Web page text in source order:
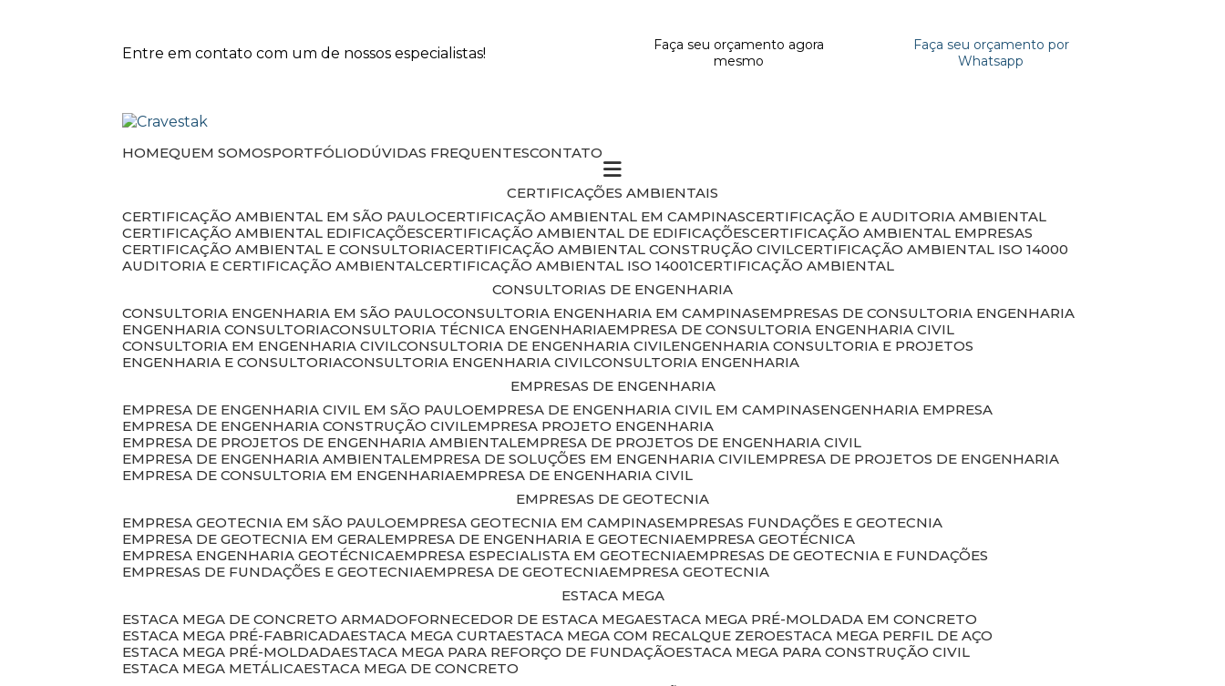
Entre em contato com um de nossos especialistas!
Faça seu orçamento agora
mesmo
Faça seu orçamento por
Whatsapp
HOME QUEM SOMOS PORTFÓLIO DÚVIDAS FREQUENTES CONTATO
CERTIFICAÇÕES AMBIENTAIS
CERTIFICAÇÃO AMBIENTAL EM SÃO PAULO
CERTIFICAÇÃO AMBIENTAL EM CAMPINAS
CERTIFICAÇÃO E AUDITORIA AMBIENTAL
CERTIFICAÇÃO AMBIENTAL EDIFICAÇÕES
CERTIFICAÇÃO AMBIENTAL DE EDIFICAÇÕES
CERTIFICAÇÃO AMBIENTAL EMPRESAS
CERTIFICAÇÃO AMBIENTAL E CONSULTORIA
CERTIFICAÇÃO AMBIENTAL CONSTRUÇÃO CIVIL
CERTIFICAÇÃO AMBIENTAL ISO 14000
AUDITORIA E CERTIFICAÇÃO AMBIENTAL
CERTIFICAÇÃO AMBIENTAL ISO 14001
CERTIFICAÇÃO AMBIENTAL
CONSULTORIAS DE ENGENHARIA
CONSULTORIA ENGENHARIA EM SÃO PAULO CONSULTORIA ENGENHARIA EM CAMPINAS
EMPRESAS DE CONSULTORIA ENGENHARIA
ENGENHARIA CONSULTORIA CONSULTORIA TÉCNICA ENGENHARIA EMPRESA DE CONSULTORIA ENGENHARIA CIVIL
CONSULTORIA EM ENGENHARIA CIVIL CONSULTORIA DE ENGENHARIA CIVIL ENGENHARIA CONSULTORIA E PROJETOS
ENGENHARIA E CONSULTORIA CONSULTORIA ENGENHARIA CIVIL CONSULTORIA ENGENHARIA
EMPRESAS DE ENGENHARIA
EMPRESA DE ENGENHARIA CIVIL EM SÃO PAULO
EMPRESA DE ENGENHARIA CIVIL EM CAMPINAS
ENGENHARIA EMPRESA
EMPRESA DE ENGENHARIA CONSTRUÇÃO CIVIL EMPRESA PROJETO ENGENHARIA
EMPRESA DE PROJETOS DE ENGENHARIA AMBIENTAL EMPRESA DE PROJETOS DE ENGENHARIA CIVIL
EMPRESA DE ENGENHARIA AMBIENTAL EMPRESA DE SOLUÇÕES EM ENGENHARIA CIVIL EMPRESA DE PROJETOS DE ENGENHARIA
EMPRESA DE CONSULTORIA EM ENGENHARIA EMPRESA DE ENGENHARIA CIVIL
EMPRESAS DE GEOTECNIA
EMPRESA GEOTECNIA EM SÃO PAULO
EMPRESA GEOTECNIA EM CAMPINAS
EMPRESAS FUNDAÇÕES E GEOTECNIA
EMPRESA DE GEOTECNIA EM GERAL EMPRESA DE ENGENHARIA E GEOTECNIA EMPRESA GEOTÉCNICA
EMPRESA ENGENHARIA GEOTÉCNICA EMPRESA ESPECIALISTA EM GEOTECNIA EMPRESAS DE GEOTECNIA E FUNDAÇÕES
EMPRESAS DE FUNDAÇÕES E GEOTECNIA EMPRESA DE GEOTECNIA EMPRESA GEOTECNIA
ESTACA MEGA
ESTACA MEGA DE CONCRETO ARMADO
FORNECEDOR DE ESTACA MEGA ESTACA MEGA PRÉ-MOLDADA EM CONCRETO
ESTACA MEGA PRÉ-FABRICADA ESTACA MEGA CURTA ESTACA MEGA COM RECALQUE ZERO
ESTACA MEGA PERFIL DE AÇO
ESTACA MEGA PRÉ-MOLDADA ESTACA MEGA PARA REFORÇO DE FUNDAÇÃO
ESTACA MEGA PARA CONSTRUÇÃO CIVIL
ESTACA MEGA METÁLICA ESTACA MEGA DE CONCRETO